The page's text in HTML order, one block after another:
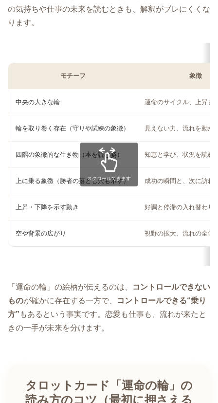
の気持ちや仕事の未来を読むときも、解釈がブレにくくな
ります。
モチーフ 象徴
中央の大きな輪 運命のサイクル、上昇と
輪を取り巻く存在（守りや試練の象徴） 見えない力、流れを動か
四隅の象徴的な生き物（本を読む姿） 知恵と学び、状況を読む
上に乗る象徴（勝者の落とし穴も示す） 成功の瞬間と、次に訪れ
上昇・下降を示す動き 好調と停滞の入れ替わり
空や背景の広がり 視野の拡大、流れの全体
スクロールできます
「運命の輪」の絵柄が伝えるのは、
コントロールできない
ものが確かに存在する一方で、
コントロールできる“乗り
方” もあるという事実です。恋愛も仕事も、流れが来たと
きの一手が未来を分けます。
タロットカード「運命の輪」の
読み方のコツ（最初に押さえる